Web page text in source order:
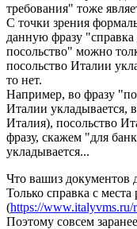
требования" тоже
С точки зрения
данную фразу
посольство" можно
посольство Италии
то нет.
Например, во фразу
Италии укладывается,
Италия), посольство
фразу, скажем "для
укладывается...
Что вашиз документов
Только справка с
(https://www.italyvms.ru/
Поэтому совсем